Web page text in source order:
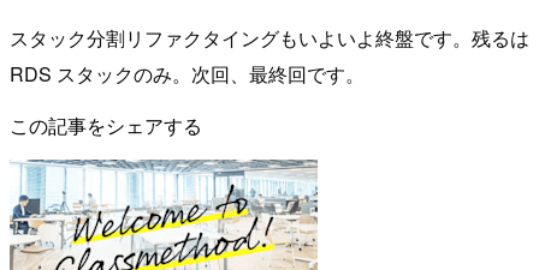
スタック分割リファクタイングもいよいよ終盤です。残るは
RDS スタックのみ。次回、最終回です。
この記事をシェアする